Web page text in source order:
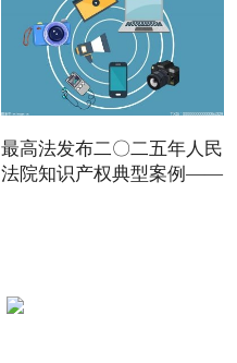
最高法发布二〇二五年人民
法院知识产权典型案例——